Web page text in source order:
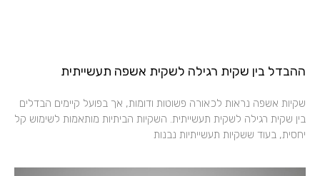
ההבדל בין שקית רגילה לשקית אשפה תעשייתית
שקיות אשפה נראות לכאורה פשוטות ודומות, אך בפועל קיימים הבדלים
בין שקית רגילה לשקית תעשייתית. השקיות הביתיות מותאמות לשימוש קל
יחסית, בעוד ששקיות תעשייתיות נבנות